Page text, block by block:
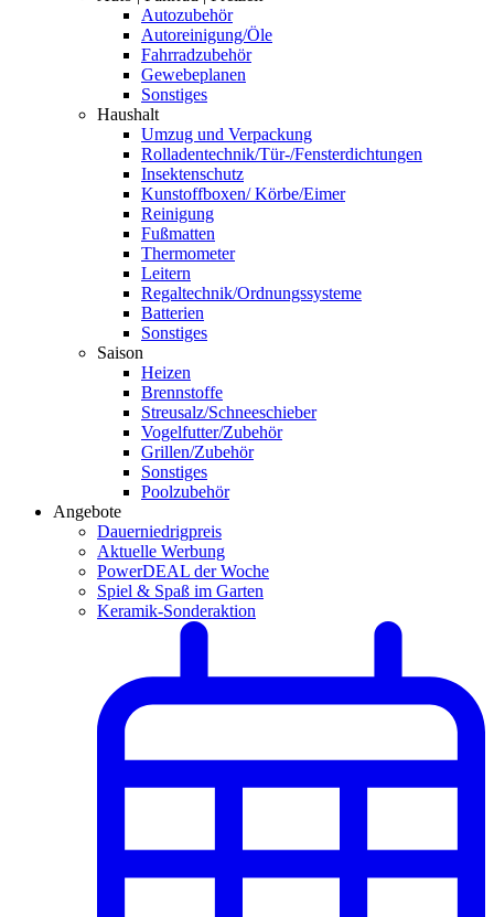
Autozubehör
Autoreinigung/Öle
Fahrradzubehör
Gewebeplanen
Sonstiges
Haushalt
Umzug und Verpackung
Rolladentechnik/Tür-/Fensterdichtungen
Insektenschutz
Kunstoffboxen/ Körbe/Eimer
Reinigung
Fußmatten
Thermometer
Leitern
Regaltechnik/Ordnungssysteme
Batterien
Sonstiges
Saison
Heizen
Brennstoffe
Streusalz/Schneeschieber
Vogelfutter/Zubehör
Grillen/Zubehör
Sonstiges
Poolzubehör
Angebote
Dauerniedrigpreis
Aktuelle Werbung
PowerDEAL der Woche
Spiel & Spaß im Garten
Keramik-Sonderaktion